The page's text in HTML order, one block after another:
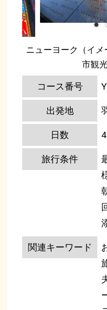
ニューヨーク（イメ
市観
コース番号
出発地
日数
旅行条件
関連キーワード